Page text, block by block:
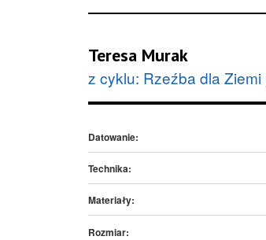
Teresa Murak
z cyklu: Rzeźba dla
Datowanie:
Technika:
Materiały:
Rozmiar: